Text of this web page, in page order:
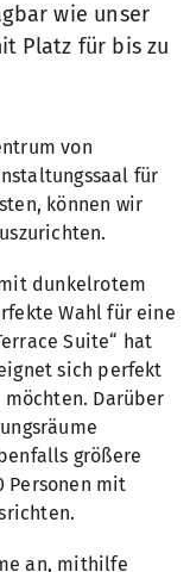
wie unser
Platz für bis zu
von
für
können wir
dunkelrotem
Wahl für eine
Suite“ hat
sich perfekt
Darüber
größere
Personen mit
an, mithilfe